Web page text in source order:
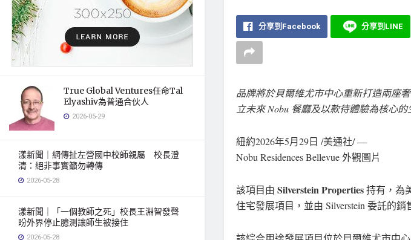
True Global Ventures任命Tal
Elyashiv為普通合伙人
2026-05-29
漾新聞｜網傳扯左營國中校師親屬 校長澄
清：絕非事實籲勿轉傳
2026-05-28
漾新聞｜「一個教師之死」校長王淵智發聲
盼外界停止臆測讓師生被接住
2026-05-28
分享到Facebook 分享到LINE
品牌將於貝爾維尤市中心重新打造兩座
立未來 Nobu 餐廳及以款待體驗為核心的
紐約2026年5月29日 /美通社/ —
Nobu Residences Bellevue 外觀圖片
該項目由 Silverstein Properties持有，為
住宅發展項目，並由 Silverstein 委託的銷